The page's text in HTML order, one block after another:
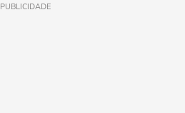
PUBLICIDADE